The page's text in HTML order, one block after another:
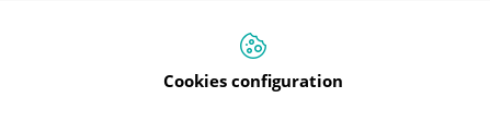
Cookies configuration